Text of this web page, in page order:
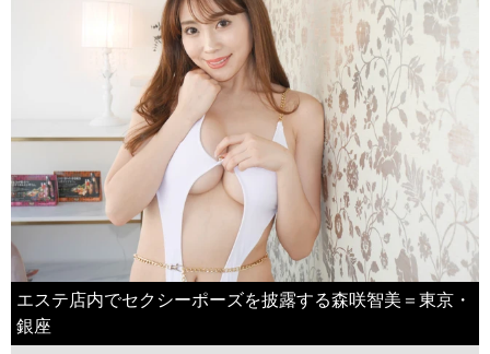
エステ店内でセクシーポーズを披露する森咲智美＝東京・
銀座